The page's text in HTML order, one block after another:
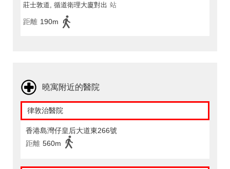
莊士敦道, 循道衛理大廈對出 站
距離 190m
曉寓附近的醫院
律敦治醫院
香港島灣仔皇后大道東266號
距離 560m